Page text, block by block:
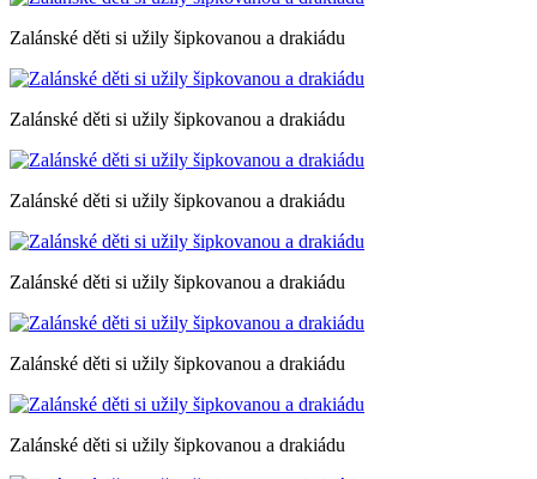
Zalánské děti si užily šipkovanou a drakiádu
Zalánské děti si užily šipkovanou a drakiádu
Zalánské děti si užily šipkovanou a drakiádu
Zalánské děti si užily šipkovanou a drakiádu
Zalánské děti si užily šipkovanou a drakiádu
Zalánské děti si užily šipkovanou a drakiádu